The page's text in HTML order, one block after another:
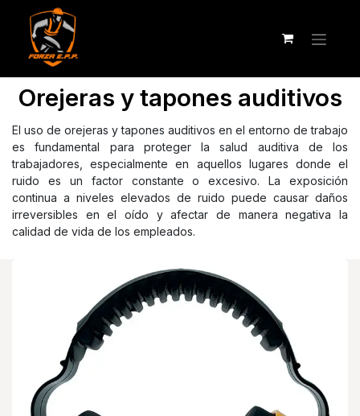
Orejeras y tapones auditivos
El uso de orejeras y tapones auditivos en el entorno de trabajo
es fundamental para proteger la salud auditiva de los
trabajadores, especialmente en aquellos lugares donde el
ruido es un factor constante o excesivo. La exposición
continua a niveles elevados de ruido puede causar daños
irreversibles en el oído y afectar de manera negativa la
calidad de vida de los empleados.